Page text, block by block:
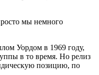
мы немного
Уордом в 1969 году,
в то время. Но релиз
позицию, по